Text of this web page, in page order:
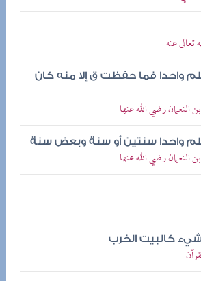
عنه
واحدا فما حفظت ق إلا منه كان
رضي الله عنها
واحدا سنتين أو سنة وبعض سنة
رضي الله عنها
كالبيت الخرب